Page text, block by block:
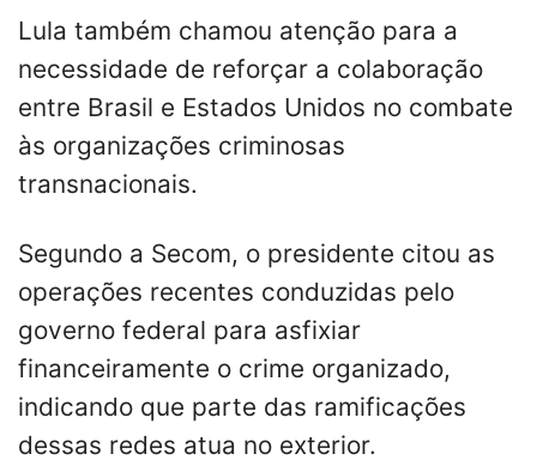
Lula também chamou atenção para a
necessidade de reforçar a colaboração
entre Brasil e Estados Unidos no combate
às organizações criminosas
transnacionais.
Segundo a Secom, o presidente citou as
operações recentes conduzidas pelo
governo federal para asfixiar
financeiramente o crime organizado,
indicando que parte das ramificações
dessas redes atua no exterior.